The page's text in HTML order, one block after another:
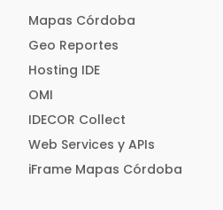
Mapas Córdoba
Geo Reportes
Hosting IDE
OMI
IDECOR Collect
Web Services y APIs
iFrame Mapas Córdoba